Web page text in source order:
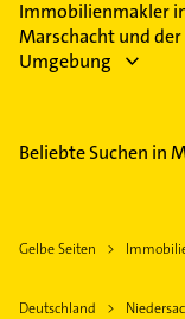
Immobilienmakler
Marschacht und der
Umgebung
Beliebte Suchen in
Gelbe Seiten
Deutschland